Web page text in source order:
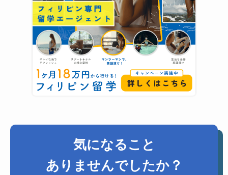
気になること
ありませんでしたか？